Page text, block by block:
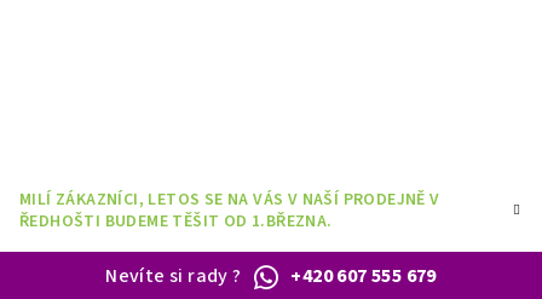
MILÍ ZÁKAZNÍCI, LETOS SE NA VÁS V NAŠÍ PRODEJNĚ V
ŘEDHOŠTI BUDEME TĚŠIT OD 1.BŘEZNA.
Nevíte si rady? +420 607 555 679